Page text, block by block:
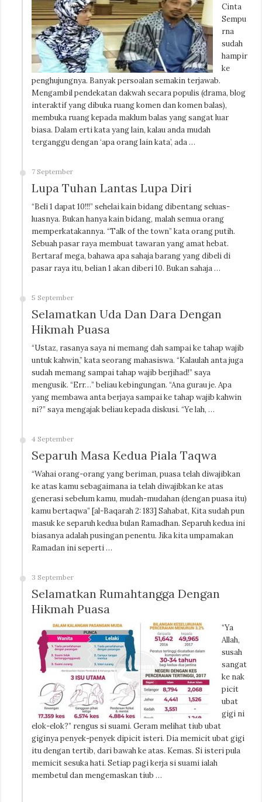
Cinta
Sempu
rna
sudah
hampir
ke
penghujungnya. Banyak persoalan semakin terjawab.
Mengambil pendekatan dakwah secara populis (drama, blog
interaktif yang dibuka ruang komen dan komen balas),
membuka ruang kepada maklum balas yang sangat luar
biasa. Dalam erti kata yang lain, kalau anda mudah
terganggu dengan ‘apa orang lain kata’, ada …
7 September
Lupa Tuhan Lantas Lupa Diri
“Beli 1 dapat 10!!!” sehelai kain bidang dibentang seluas-
luasnya. Bukan hanya kain bidang, malah semua orang
memperkatakannya. “Talk of the town” kata orang putih.
Sebuah pasar raya membuat tawaran yang amat hebat.
Bertaraf mega, bahawa apa sahaja barang yang dibeli di
pasar raya itu, belian 1 akan diberi 10. Bukan sahaja …
5 September
Selamatkan Uda Dan Dara Dengan
Hikmah Puasa
“Ustaz, rasanya saya ni memang dah sampai ke tahap wajib
untuk kahwin,” kata seorang mahasiswa. “Kalaulah anta juga
sudah memang sampai tahap wajib berjihad!” saya
mengusik. “Err…” beliau kebingungan. “Ana gurau je. Apa
yang membawa anta berjaya sampai ke tahap wajib kahwin
ni?” saya mengajak beliau kepada diskusi. “Ye lah, …
4 September
Separuh Masa Kedua Piala Taqwa
“Wahai orang-orang yang beriman, puasa telah diwajibkan
ke atas kamu sebagaimana ia telah diwajibkan ke atas
generasi sebelum kamu, mudah-mudahan (dengan puasa itu)
kamu bertaqwa” [al-Baqarah 2: 183] Sahabat, Kita sudah pun
masuk ke separuh kedua bulan Ramadhan. Separuh kedua ini
biasanya adalah pusingan penentu. Jika kita umpamakan
Ramadan ini seperti …
3 September
Selamatkan Rumahtangga Dengan
Hikmah Puasa
“Ya
Allah,
susah
sangat
ke nak
picit
ubat
gigi ni
elok-elok?” rengus si suami. Geram melihat tiub ubat
giginya penyek-penyek dipicit isteri. Dia memicit ubat gigi
itu dengan tertib, dari bawah ke atas. Kemas. Si isteri pula
memicit sesuka hati. Setiap pagi kerja si suami ialah
membetul dan mengemaskan tiub …